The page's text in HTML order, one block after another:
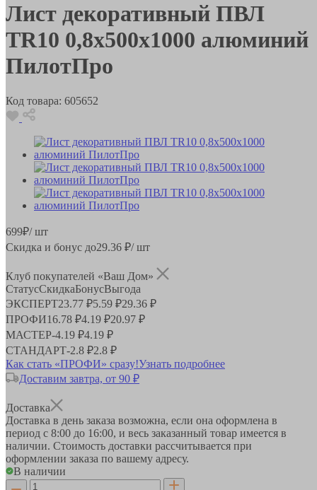
Лист декоративный ПВЛ
TR10 0,8х500х1000 алюминий
ПилотПро
Код товара: 605652
699₽/ шт
Скидка и бонус до29.36 ₽/ шт
Клуб покупателей «Ваш Дом»
СтатусСкидкаБонусВыгода
ЭКСПЕРТ23.77 ₽5.59 ₽29.36 ₽
ПРОФИ16.78 ₽4.19 ₽20.97 ₽
МАСТЕР-4.19 ₽4.19 ₽
СТАНДАРТ-2.8 ₽2.8 ₽
Как стать «ПРОФИ» сразу!Узнать подробнее
Доставим завтра, от 90 ₽
Доставка
Доставка в день заказа возможна, если она оформлена в
период с 8:00 до 16:00, и весь заказанный товар имеется в
наличии. Стоимость доставки рассчитывается при
оформлении заказа по вашему адресу.
В наличии